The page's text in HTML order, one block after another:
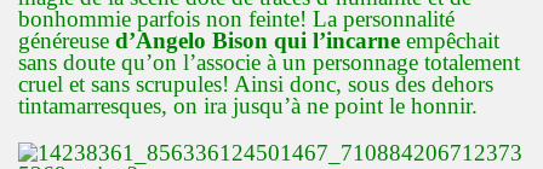
bonhommie parfois non feinte! La personnalité
généreuse d’Angelo Bison qui l’incarne empêchait
sans doute qu’on l’associe à un personnage totalement
cruel et sans scrupules! Ainsi donc, sous des dehors
tintamarresques, on ira jusqu’à ne point le honnir.